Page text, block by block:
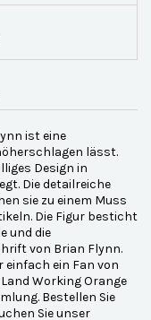
ist eine
lässt.
Design in
Die detailreiche
sie zu einem Muss
Die Figur besticht
und die
von Brian Flynn.
einfach ein Fan von
Working Orange
Bestellen Sie
Sie unser